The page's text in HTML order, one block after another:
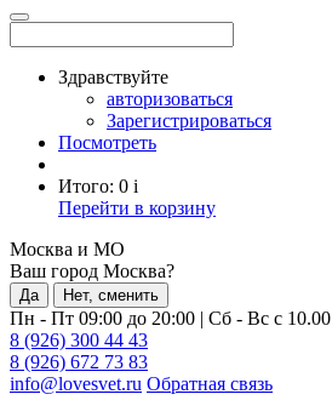
Здравствуйте
авторизоваться
Зарегистрироваться
Посмотреть
Итого: 0 i
Перейти в корзину
Москва и МО
Ваш город Москва?
Да Нет, сменить
Пн - Пт 09:00 до 20:00 | Сб - Вс с
8 (926) 300 44 43
8 (926) 672 73 83
info@lovesvet.ru Обратная связь